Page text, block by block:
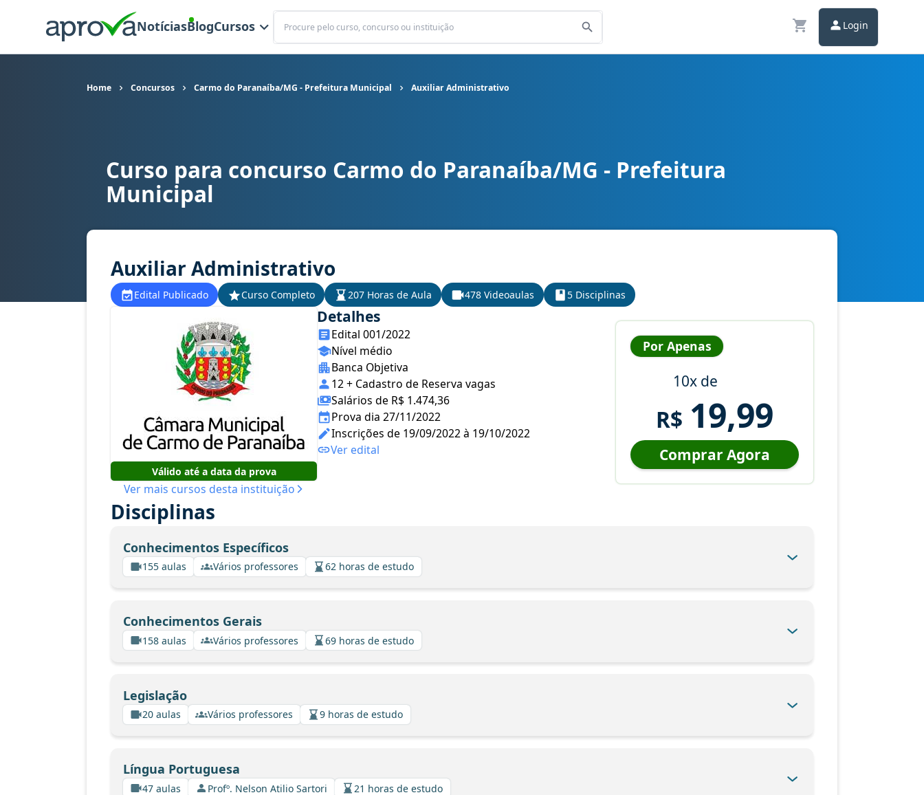
NotíciasBlogCursos
Buscar
Login
Home Concursos Carmo do Paranaíba/MG - Prefeitura Municipal Auxiliar Administrativo
Curso para concurso Carmo do Paranaíba/MG - Prefeitura Municipal cargo Auxiliar Administrativo
Curso para concurso Carmo do Paranaíba/MG - Prefeitura
Municipal
Auxiliar Administrativo
Edital Publicado Curso Completo 207 Horas de Aula 478 Videoaulas 5 Disciplinas
Válido até a data da prova
Ver mais cursos desta instituição
Detalhes
Edital 001/2022
Nível médio
Banca Objetiva
12 + Cadastro de Reserva vagas
Salários de R$ 1.474,36
Prova dia 27/11/2022
Inscrições de 19/09/2022 à 19/10/2022
Ver edital
Por Apenas
10x de
R$ 19,99
Comprar Agora
Disciplinas
Conhecimentos Específicos
155 aulas Vários professores 62 horas de estudo
Conhecimentos Gerais
158 aulas Vários professores 69 horas de estudo
Legislação
20 aulas Vários professores 9 horas de estudo
Língua Portuguesa
47 aulas Profº. Nelson Atilio Sartori 21 horas de estudo